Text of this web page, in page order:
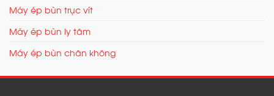
Máy ép bùn trục vít
Máy ép bùn ly tâm
Máy ép bùn chân không